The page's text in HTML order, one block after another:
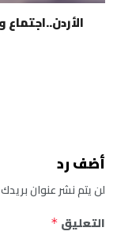
أضف رد
لن يتم نشر عنوان
التعليق *